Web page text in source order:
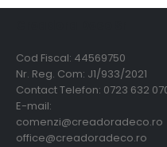
Cod Fiscal: 44569750
Nr. Reg. Com: J1/933/2021
Contact Telefon: 0723 632
E-mail:
comenzi@creadoradeco.ro
office@creadoradeco.ro